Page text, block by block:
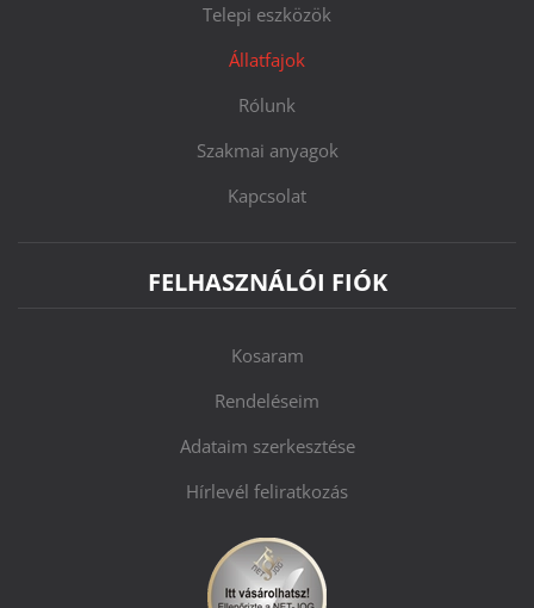
Telepi eszközök
Állatfajok
Rólunk
Szakmai anyagok
Kapcsolat
FELHASZNÁLÓI FIÓK
Kosaram
Rendeléseim
Adataim szerkesztése
Hírlevél feliratkozás